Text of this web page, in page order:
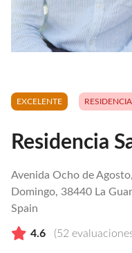
EXCELENTE RESIDENCIA
Residencia
Avenida Ocho de
Domingo, 38440 La
Spain
4.6 (52